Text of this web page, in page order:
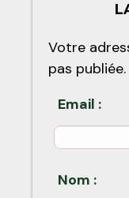
Votre
pas publiée.
Email :
Nom :